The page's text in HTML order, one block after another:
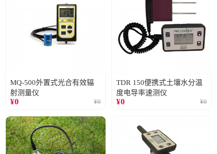
MQ-500外置式光合有效辐
射测量仪
¥0 ¥0
TDR 150便携式土壤水分温
度电导率速测仪
¥0 ¥0